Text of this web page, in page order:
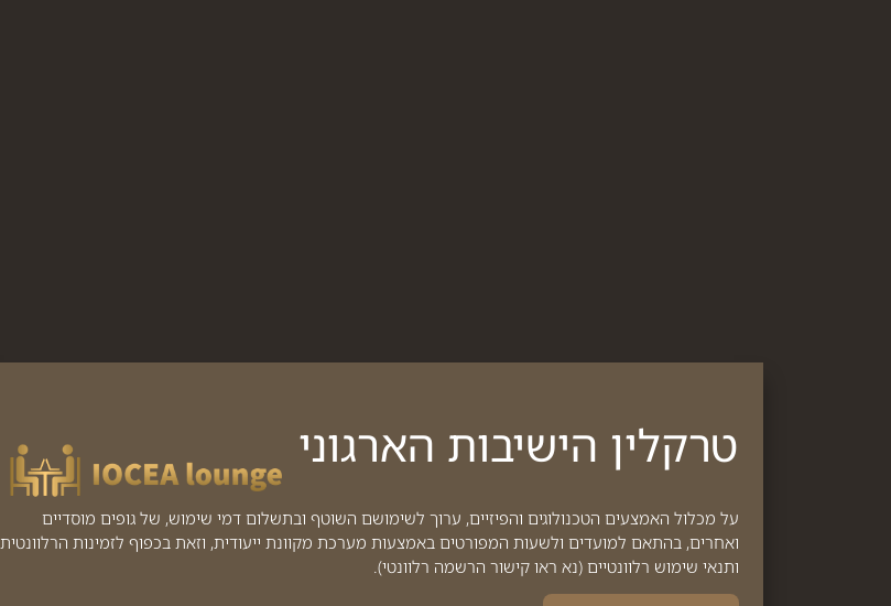
טרקלין הישיבות הארגוני
על מכלול האמצעים הטכנולוגים והפיזיים, ערוך לשימושם השוטף ובתשלום דמי שימוש, של גופים מוסדיים
ואחרים, בהתאם למועדים ולשעות המפורטים באמצעות מערכת מקוונת ייעודית, וזאת בכפוף לזמינות הרלוונטית
ותנאי שימוש רלוונטיים (נא ראו קישור הרשמה רלוונטי).